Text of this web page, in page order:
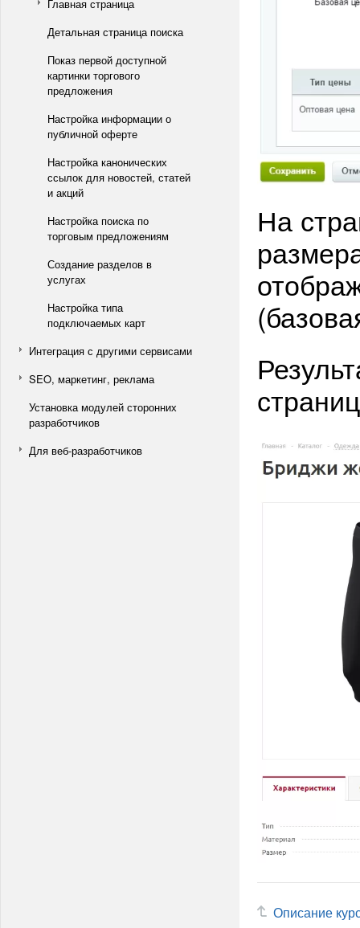
Главная страница
Детальная страница поиска
Показ первой доступной
картинки торгового
предложения
Настройка информации о
публичной оферте
Настройка канонических
ссылок для новостей, статей
и акций
Настройка поиска по
торговым предложениям
Создание разделов в
услугах
Настройка типа
подключаемых карт
Интеграция с другими сервисами
SEO, маркетинг, реклама
Установка модулей сторонних
разработчиков
Для веб-разработчиков
На
Описание